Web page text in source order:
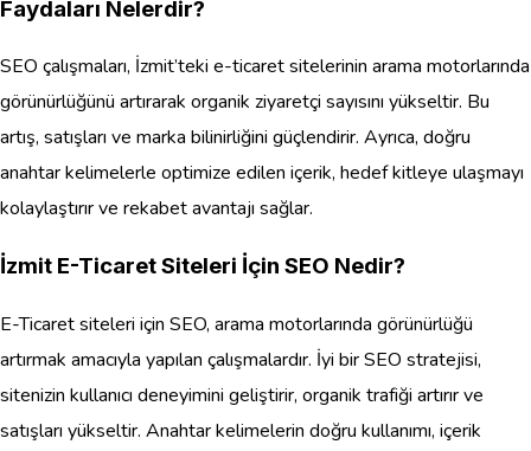
Faydaları Nelerdir?
SEO çalışmaları, İzmit’teki e-ticaret sitelerinin arama motorlarında
görünürlüğünü artırarak organik ziyaretçi sayısını yükseltir. Bu
artış, satışları ve marka bilinirliğini güçlendirir. Ayrıca, doğru
anahtar kelimelerle optimize edilen içerik, hedef kitleye ulaşmayı
kolaylaştırır ve rekabet avantajı sağlar.
İzmit E-Ticaret Siteleri İçin SEO Nedir?
E-Ticaret siteleri için SEO, arama motorlarında görünürlüğü
artırmak amacıyla yapılan çalışmalardır. İyi bir SEO stratejisi,
sitenizin kullanıcı deneyimini geliştirir, organik trafiği artırır ve
satışları yükseltir. Anahtar kelimelerin doğru kullanımı, içerik